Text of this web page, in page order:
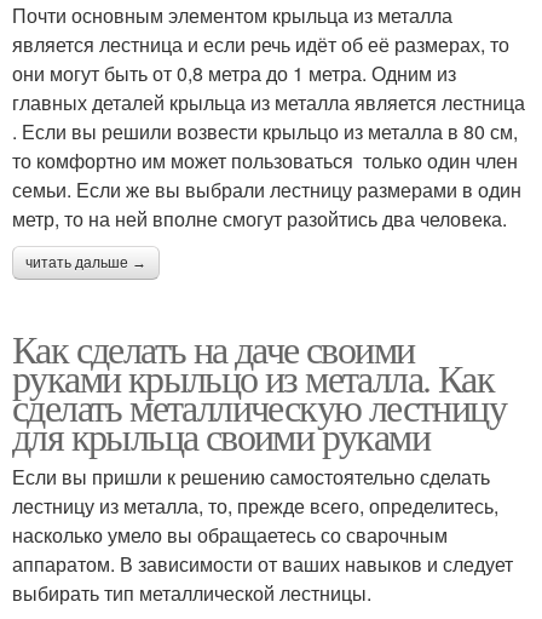
Почти основным элементом крыльца из металла
является лестница и если речь идёт об её размерах, то
они могут быть от 0,8 метра до 1 метра. Одним из
главных деталей крыльца из металла является лестница
. Если вы решили возвести крыльцо из металла в 80 см,
то комфортно им может пользоваться только один член
семьи. Если же вы выбрали лестницу размерами в один
метр, то на ней вполне смогут разойтись два человека.
читать дальше →
Как сделать на даче своими
руками крыльцо из металла. Как
сделать металлическую лестницу
для крыльца своими руками
Если вы пришли к решению самостоятельно сделать
лестницу из металла, то, прежде всего, определитесь,
насколько умело вы обращаетесь со сварочным
аппаратом. В зависимости от ваших навыков и следует
выбирать тип металлической лестницы.